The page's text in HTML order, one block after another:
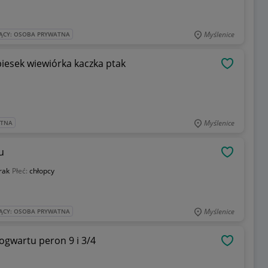
OSOBA PRYWATNA Myślenice
wiewiórka kaczka ptak
Myślenice
Płeć: chłopcy
OSOBA PRYWATNA Myślenice
peron 9 i 3/4